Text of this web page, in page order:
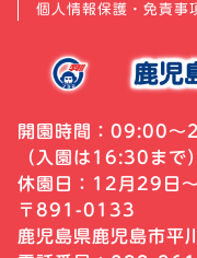
個人情報保護・免責事
鹿
開園時間：09:00～
（入園は16:30まで）
休園日：12月29日
〒891-0133
鹿児島県鹿児島市平